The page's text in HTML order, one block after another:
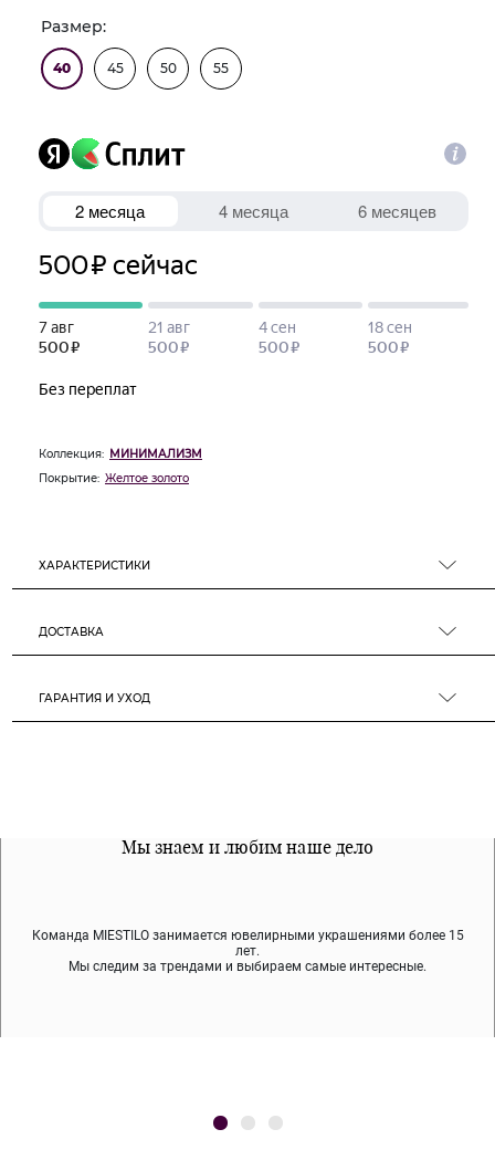
Размер:
40 45 50 55
Коллекция: МИНИМАЛИЗМ
Покрытие: Желтое золото
ХАРАКТЕРИСТИКИ
ДОСТАВКА
ГАРАНТИЯ И УХОД
Мы знаем и любим наше дело
Команда MIESTILO занимается ювелирными украшениями более 15
лет.
Мы следим за трендами и выбираем самые интересные.
Все наши материалы гипоалергенны
Мы используем покрытие (родий, ювелирный сплав), которое не
содержит никеля и свинца — это исключает аллергию.
Примерка перед покупкой
Во время доставки спокойно примеряйте украшения, выбирайте те,
что вам нравятся, остальные заберёт курьер.